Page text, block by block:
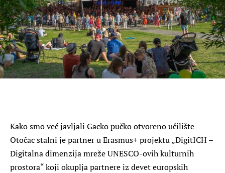
Kako smo već javljali Gacko pučko otvoreno učilište
Otočac stalni je partner u Erasmus+ projektu „DigitICH –
Digitalna dimenzija mreže UNESCO-ovih kulturnih
prostora“ koji okuplja partnere iz devet europskih